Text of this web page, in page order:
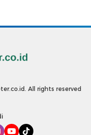
All rights reserved